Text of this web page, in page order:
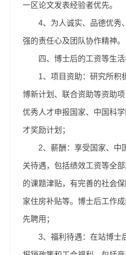
一区论文发表经验者优先。
4、为人诚实、品德优秀
强的责任心及团队协作精神。
四、博士后的工资等生
1、项目资助：研究所积
博新计划、联合资助等资助
优秀人才申报国家、中国科
才奖励计划；
2、薪酬：享受国家、中
关待遇，包括绩效工资等全
的课题津贴，有完善的社会
家住房补贴等。博士后工作
先聘用；
3、福利待遇：在站博士